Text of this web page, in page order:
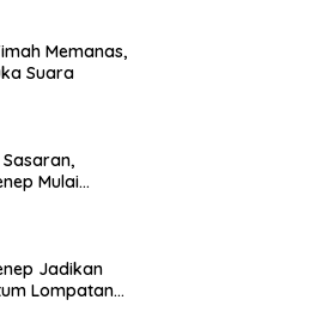
Memanas,
Suara
Mulai
Jadikan
Lompatan